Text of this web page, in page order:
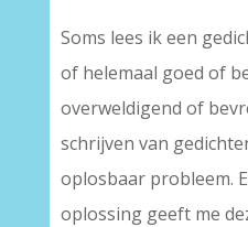
Soms lees ik een
of helemaal goed of
overweldigend of
schrijven van
oplosbaar probleem.
oplossing geeft me